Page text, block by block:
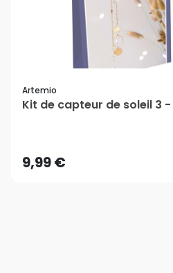
Artemio
Kit de capteur de soleil 3
9,99 €